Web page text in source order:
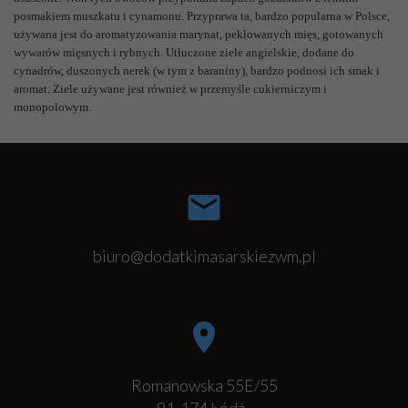
posmakiem muszkatu i cynamonu. Przyprawa ta, bardzo popularna w Polsce,
używana jest do aromatyzowania marynat, peklowanych mięs, gotowanych
wywarów mięsnych i rybnych. Utłuczone ziele angielskie, dodane do
cynadrów, duszonych nerek (w tym z baraniny), bardzo podnosi ich smak i
aromat. Ziele używane jest również w przemyśle cukierniczym i
monopolowym.
biuro@dodatkimasarskiezwm.pl
Romanowska 55E/55